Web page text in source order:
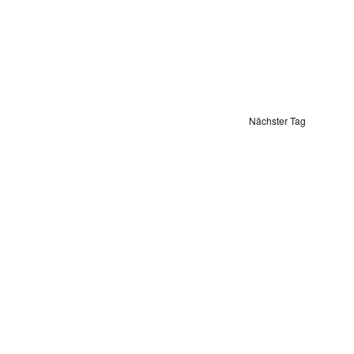
Nächster Tag